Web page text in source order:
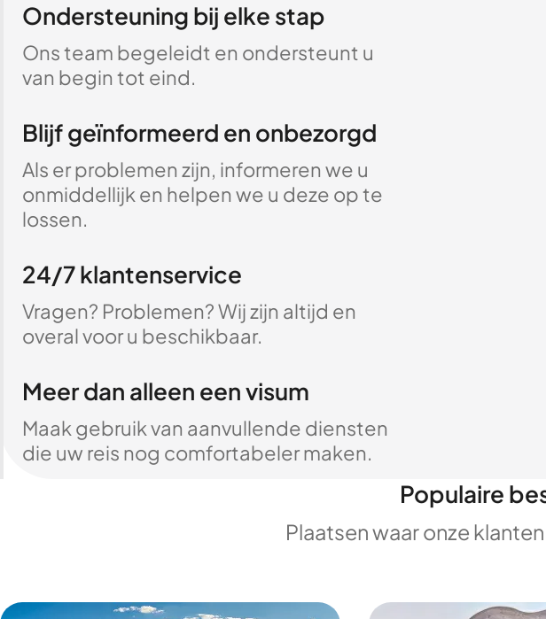
Ondersteuning bij elke stap
Ons team begeleidt en ondersteunt u
van begin tot eind.
Blijf geïnformeerd en onbezorgd
Als er problemen zijn, informeren we u
onmiddellijk en helpen we u deze op te
lossen.
24/7 klantenservice
Vragen? Problemen? Wij zijn altijd en
overal voor u beschikbaar.
Meer dan alleen een visum
Maak gebruik van aanvullende diensten
die uw reis nog comfortabeler maken.
Populaire
Plaatsen waar onze